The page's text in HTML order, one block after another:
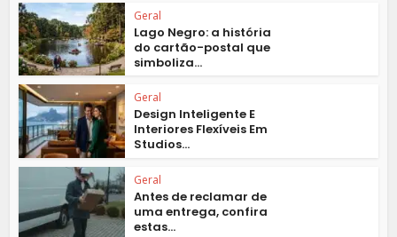
Geral
Lago Negro: a história
do cartão-postal que
simboliza...
Geral
Design Inteligente E
Interiores Flexíveis Em
Studios...
Geral
Antes de reclamar de
uma entrega, confira
estas...